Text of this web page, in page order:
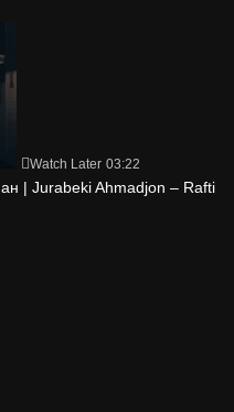
Watch Later 03:22
| Jurabeki Ahmadjon – Rafti